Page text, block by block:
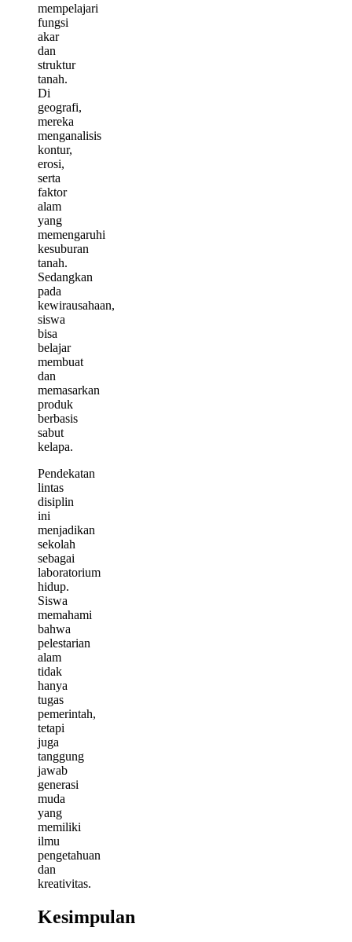
mempelajari
fungsi
akar
dan
struktur
tanah.
Di
geografi,
mereka
menganalisis
kontur,
erosi,
serta
faktor
alam
yang
memengaruhi
kesuburan
tanah.
Sedangkan
pada
kewirausahaan,
siswa
bisa
belajar
membuat
dan
memasarkan
produk
berbasis
sabut
kelapa.
Pendekatan
lintas
disiplin
ini
menjadikan
sekolah
sebagai
laboratorium
hidup.
Siswa
memahami
bahwa
pelestarian
alam
tidak
hanya
tugas
pemerintah,
tetapi
juga
tanggung
jawab
generasi
muda
yang
memiliki
ilmu
pengetahuan
dan
kreativitas.
Kesimpulan